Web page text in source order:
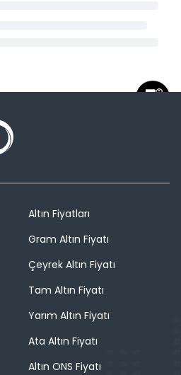
Altın Fiyatları
Gram Altın Fiyatı
Çeyrek Altın Fiyatı
Tam Altın Fiyatı
Yarım Altın Fiyatı
Ata Altın Fiyatı
Altın ONS Fiyatı